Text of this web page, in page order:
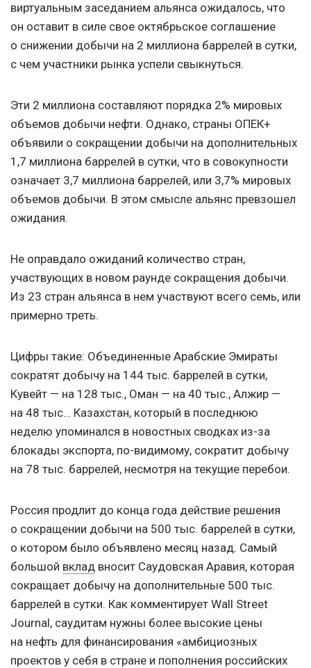
виртуальным заседанием альянса ожидалось, что
он оставит в силе свое октябрьское соглашение
о снижении добычи на 2 миллиона баррелей в сутки,
с чем участники рынка успели свыкнуться.
Эти 2 миллиона составляют порядка 2% мировых
объемов добычи нефти. Однако, страны ОПЕК+
объявили о сокращении добычи на дополнительных
1,7 миллиона баррелей в сутки, что в совокупности
означает 3,7 миллиона баррелей, или 3,7% мировых
объемов добычи. В этом смысле альянс превзошел
ожидания.
Не оправдало ожиданий количество стран,
участвующих в новом раунде сокращения добычи.
Из 23 стран альянса в нем участвуют всего семь, или
примерно треть.
Цифры такие: Объединенные Арабские Эмираты
сократят добычу на 144 тыс. баррелей в сутки,
Кувейт — на 128 тыс., Оман — на 40 тыс., Алжир —
на 48 тыс… Казахстан, который в последнюю
неделю упоминался в новостных сводках из-за
блокады экспорта, по-видимому, сократит добычу
на 78 тыс. баррелей, несмотря на текущие перебои.
Россия продлит до конца года действие решения
о сокращении добычи на 500 тыс. баррелей в сутки,
о котором было объявлено месяц назад. Самый
большой вклад вносит Саудовская Аравия, которая
сокращает добычу на дополнительные 500 тыс.
баррелей в сутки. Как комментирует Wall Street
Journal, саудитам нужны более высокие цены
на нефть для финансирования «амбициозных
проектов у себя в стране и пополнения российских